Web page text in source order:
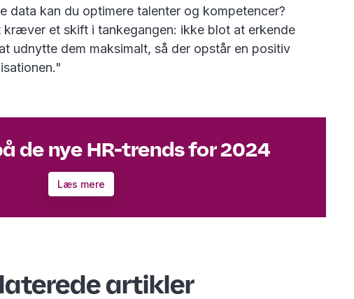
data kan du optimere talenter og kompetencer?
et skift i tankegangen: ikke blot at erkende
udnytte dem maksimalt, så der opstår en positiv
de nye HR-trends for 2024
Læs mere
artikler